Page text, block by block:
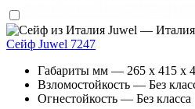
Juwel — Италия
Сейф Juwel 7247
Габариты мм — 265 x 415 x
Взломостойкость — Без
Огнестойкость — Без класса